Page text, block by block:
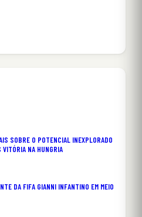
SOBRE O POTENCIAL INEXPLORADO
NA HUNGRIA
DA FIFA GIANNI INFANTINO EM MEIO